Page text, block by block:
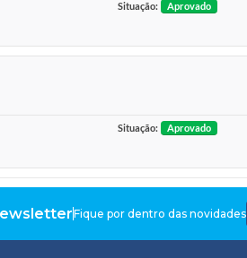
Situação:
Aprovado
Situação:
Aprovado
Fique por dentro das novidades